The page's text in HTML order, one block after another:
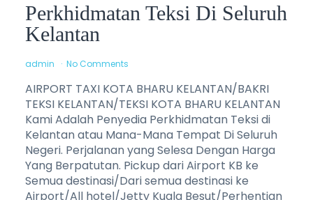
Perkhidmatan Teksi Di Seluruh
Kelantan
admin No Comments
AIRPORT TAXI KOTA BHARU KELANTAN/BAKRI
TEKSI KELANTAN/TEKSI KOTA BHARU KELANTAN
Kami Adalah Penyedia Perkhidmatan Teksi di
Kelantan atau Mana-Mana Tempat Di Seluruh
Negeri. Perjalanan yang Selesa Dengan Harga
Yang Berpatutan. Pickup dari Airport KB ke
Semua destinasi/Dari semua destinasi ke
Airport/All hotel/Jetty Kuala Besut/Perhentian